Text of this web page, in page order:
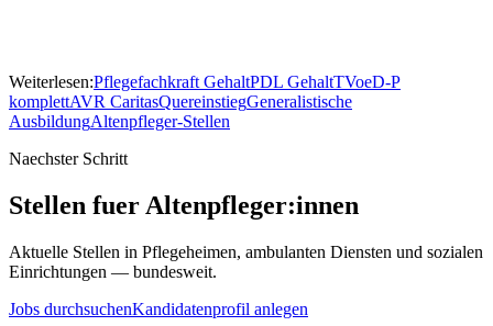
Weiterlesen:Pflegefachkraft GehaltPDL GehaltTVoeD-P
komplettAVR CaritasQuereinstiegGeneralistische
AusbildungAltenpfleger-Stellen
Naechster Schritt
Stellen fuer Altenpfleger:innen
Aktuelle Stellen in Pflegeheimen, ambulanten Diensten und sozialen
Einrichtungen — bundesweit.
Jobs durchsuchenKandidatenprofil anlegen